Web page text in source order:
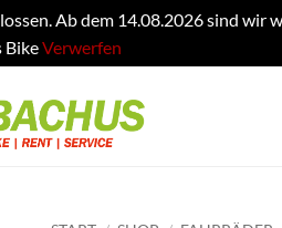
Ab dem 14.08.2026 sind wir
BikeVerwerfen